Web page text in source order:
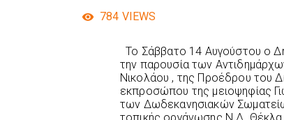
784 VIEWS
Το Σάββατο 14 Αυγούστου ο
την παρουσία των
Νικολάου , της Προέδρου του
εκπροσώπου της μειοψηφίας
των Δωδεκανησιακών